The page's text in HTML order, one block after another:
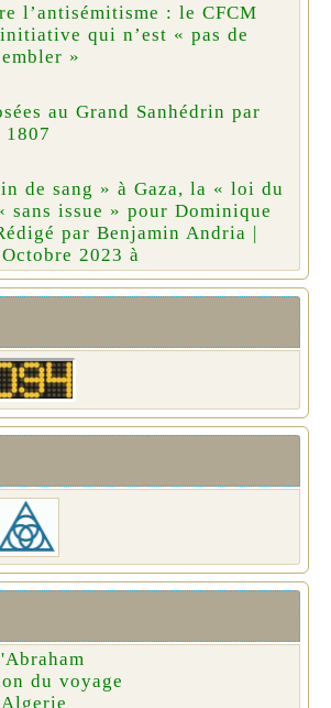
l’antisémitisme : le CFCM
qui n’est « pas de
»
au Grand Sanhédrin par
1807
de sang » à Gaza, la « loi du
sans issue » pour Dominique
par Benjamin Andria |
2023 à
du voyage